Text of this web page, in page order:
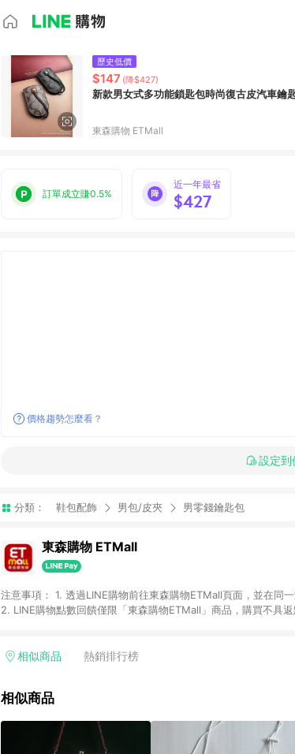
歷史低價
$147 (降$427)
新款男女式多功能鎖匙包時尚復古皮汽車鑰
東森購物 ETMall
訂單成立賺0.5%
近一年最省
$427
價格趨勢怎麼看？
設定到
分類： 鞋包配飾 男包/皮夾 男零錢鑰匙包
東森購物 ETMall
注意事項： 1. 透過LINE購物前往東森購物ETMall頁面，並在同
2. LINE購物點數回饋僅限「東森購物ETMall」商品，購買不具
「草莓網」全館商品。 4. 如取消訂單、退貨、退款或購物中登
面顯示為準。 7. LINE購物設有「單一商品最高回饋點數」機制(
品資料更新會有時間差，如顯示之商品規格、顏色、價位、贈
準。 9. 若有贈點爭議，請務必於訂單日期+180天以內至LINE
相似商品 熱銷排行榜
相似商品